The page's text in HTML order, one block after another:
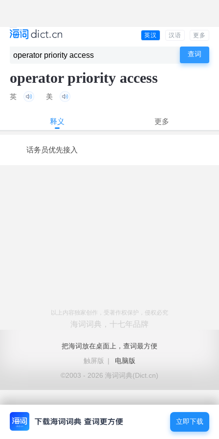
英汉 汉语 更多
operator priority access
英 美
释义 更多
话务员优先接入
以上内容独家创作，受著作权保护，侵权必究
海词词典，十七年品牌
把海词放在桌面上，查词最方便
触屏版
|
电脑版
©2003 - 2026 海词词典(Dict.cn)
立即下载
立即下载